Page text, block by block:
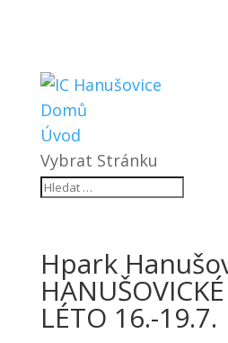
Domů
Úvod
Vybrat Stránku
Hpark
LÉTO 16.-19.7.